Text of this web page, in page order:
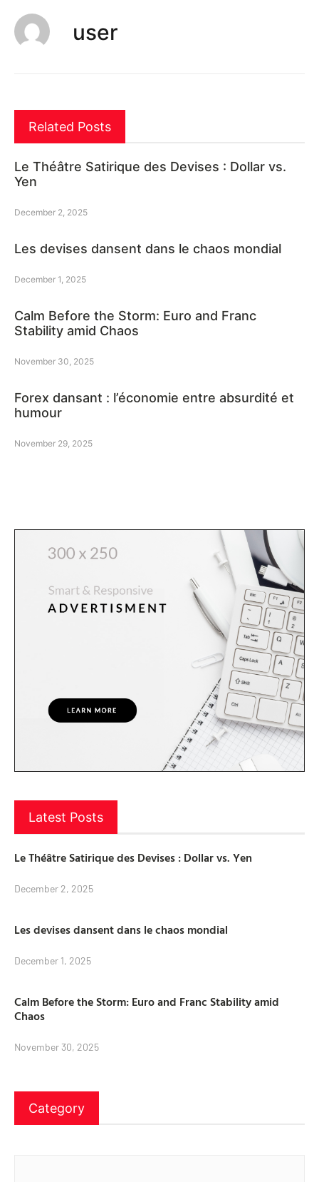
user
Related Posts
Le Théâtre Satirique des Devises : Dollar vs.
Yen
December 2, 2025
Les devises dansent dans le chaos mondial
December 1, 2025
Calm Before the Storm: Euro and Franc
Stability amid Chaos
November 30, 2025
Forex dansant : l’économie entre absurdité et
humour
November 29, 2025
Latest Posts
Le Théâtre Satirique des Devises : Dollar vs. Yen
December 2, 2025
Les devises dansent dans le chaos mondial
December 1, 2025
Calm Before the Storm: Euro and Franc Stability amid
Chaos
November 30, 2025
Category